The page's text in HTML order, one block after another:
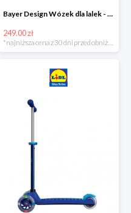
Bayer Design Wózek dla lalek - megazestaw
249.00 zł
*najniższa cena z 30 dni przed obniżką